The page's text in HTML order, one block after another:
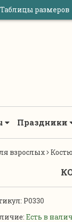
Таблицы размеров
Праздники
взрослых
P0330
Есть в